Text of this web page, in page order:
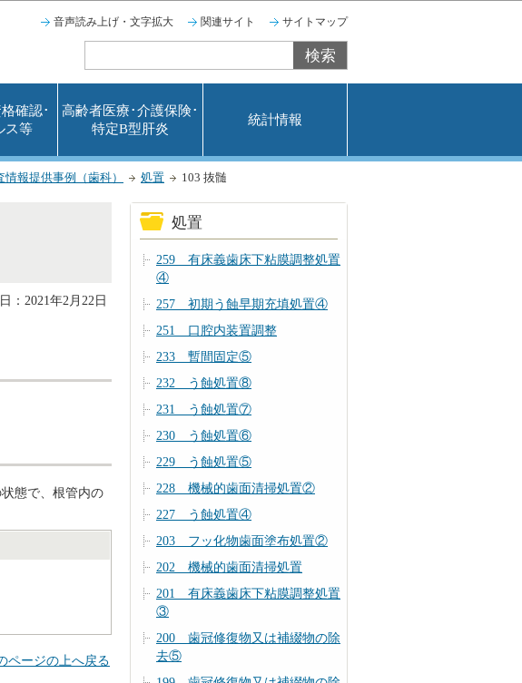
音声読み上げ・文字拡大 関連サイト サイトマップ
確認･
ス等
高齢者医療･介護保険･
特定B型肝炎
統計情報
情報提供事例（歯科） 処置 103 抜髄
：2021年2月22日
態で、根管内の
ページの上へ戻る
処置
259 有床義歯床下粘膜調整処置
④
257 初期う蝕早期充填処置④
251 口腔内装置調整
233 暫間固定⑤
232 う蝕処置⑧
231 う蝕処置⑦
230 う蝕処置⑥
229 う蝕処置⑤
228 機械的歯面清掃処置②
227 う蝕処置④
203 フッ化物歯面塗布処置②
202 機械的歯面清掃処置
201 有床義歯床下粘膜調整処置
③
200 歯冠修復物又は補綴物の除
去⑤